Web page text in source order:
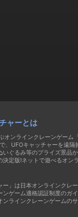
ャーとは
オンラインクレーンゲーム
、UFOキャッチャーを遠隔
いぐるみ等のプライズ景品
決定版!ネットで遊べるオン
ー」は日本オンラインクレ
ンゲーム適格認証制度のガ
ラインクレーンゲームのサ